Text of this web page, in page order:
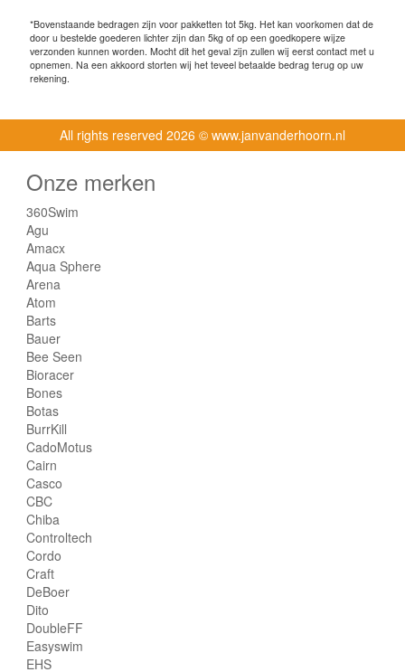
*Bovenstaande bedragen zijn voor pakketten tot 5kg. Het kan voorkomen dat de
door u bestelde goederen lichter zijn dan 5kg of op een goedkopere wijze
verzonden kunnen worden. Mocht dit het geval zijn zullen wij eerst contact met u
opnemen. Na een akkoord storten wij het teveel betaalde bedrag terug op uw
rekening.
All rights reserved 2026 © www.janvanderhoorn.nl
Onze merken
360Swim
Agu
Amacx
Aqua Sphere
Arena
Atom
Barts
Bauer
Bee Seen
Bioracer
Bones
Botas
BurrKill
CadoMotus
Cairn
Casco
CBC
Chiba
Controltech
Cordo
Craft
DeBoer
Dito
DoubleFF
Easyswim
EHS